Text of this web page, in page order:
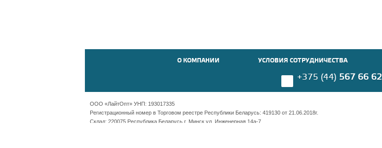
О КОМПАНИИ УСЛОВИЯ СОТРУДНИЧЕСТВА
+375 (44) 567 66 62
ООО «ЛайтОпт» УНП: 193017335
Регистрационный номер в Торговом реестре Республики Беларусь: 419130 от 21.06.2018г.
Склад: 220075 Республика Беларусь г. Минск ул. Инженерная 14а-7